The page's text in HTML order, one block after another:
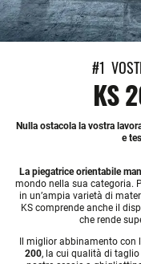
#1
KS
Nulla ostacola la vostra
e
La piegatrice orientabile
mondo nella sua categoria.
in un’ampia varietà di
KS comprende anche il
che rende
Il miglior abbinamento con
200, la cui qualità di